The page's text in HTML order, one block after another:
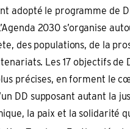
adopté le programme de
2030 s’organise
des populations, de la
Les 17 objectifs de
précises, en forment le
DD supposant autant la
la paix et la solidarité